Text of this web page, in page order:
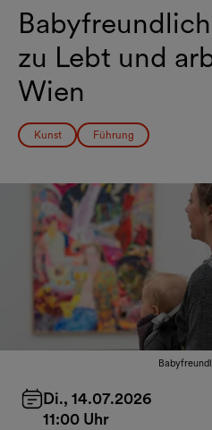
zu Lebt und
Wien
Kunst Führung
Di., 14.07.2026
11:00 Uhr